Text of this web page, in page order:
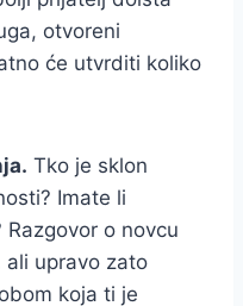
otvoreni
će utvrditi koliko
Tko je sklon
Imate li
o novcu
ali upravo zato
koja ti je